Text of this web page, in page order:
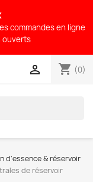
commandes en ligne
ouverts
shopping_cart (0)

d'essence & réservoir
de réservoir